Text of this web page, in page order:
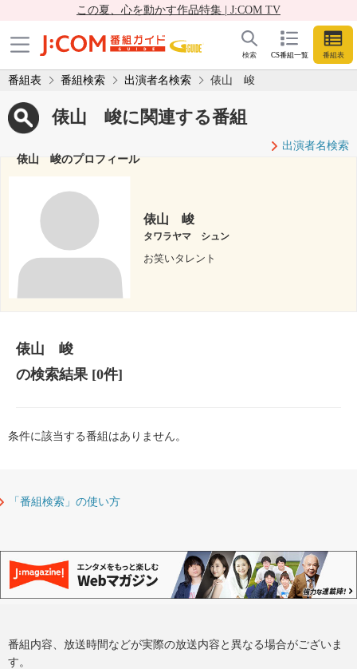
この夏、心を動かす作品特集 | J:COM TV
CS番組一覧 番組表
検索
番組表 番組検索 出演者名検索 俵山 峻
俵山 峻に関連する番組
出演者名検索
俵山 峻のプロフィール
俵山 峻
タワラヤマ シュン
お笑いタレント
俵山 峻
の検索結果[0件]
条件に該当する番組はありません。
「番組検索」の使い方
番組内容、放送時間などが実際の放送内容と異なる場合がございま
す。